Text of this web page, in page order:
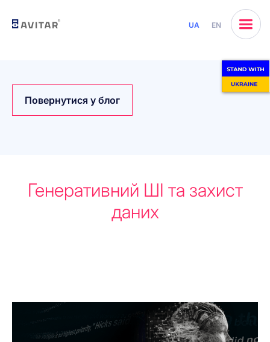
UA EN
Повернутися у блог
Генеративний ШІ та захист
даних